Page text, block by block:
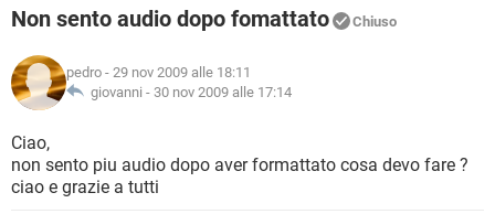
INSTAGRAM WHATSAPP
TIKTOK
HARDWARE
INSTAGRAM
TIKTOK
HARDWARE
COVID-19 GAMING
INTRATTENIMENTO
iOS WINDOWS 10
INSTAGRAM
TIKTOK FACEBOOK
COVID-19
INTRATTENIMENTO
iOS
INSTAGRAM
GLOSSARIO
COVID-19
INTRATTENIMENTO ANDROID
Non sento audio dopo fomattato Chiuso
pedro - 29 nov 2009 alle 18:11
giovanni - 30 nov 2009 alle 17:14
Ciao,
non sento piu audio dopo aver formattato cosa devo fare ?
ciao e grazie a tutti